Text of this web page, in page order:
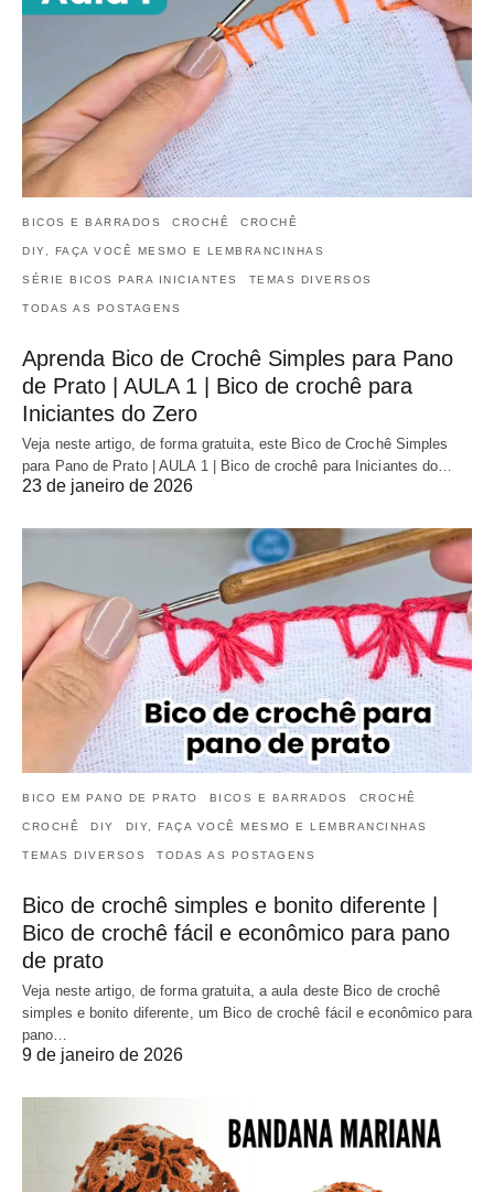
BICOS E BARRADOS CROCHÊ CROCHÊ
DIY, FAÇA VOCÊ MESMO E LEMBRANCINHAS
SÉRIE BICOS PARA INICIANTES TEMAS DIVERSOS
TODAS AS POSTAGENS
Aprenda Bico de Crochê Simples para Pano
de Prato | AULA 1 | Bico de crochê para
Iniciantes do Zero
Veja neste artigo, de forma gratuita, este Bico de Crochê Simples
para Pano de Prato | AULA 1 | Bico de crochê para Iniciantes do…
23 de janeiro de 2026
BICO EM PANO DE PRATO BICOS E BARRADOS CROCHÊ
CROCHÊ DIY DIY, FAÇA VOCÊ MESMO E LEMBRANCINHAS
TEMAS DIVERSOS TODAS AS POSTAGENS
Bico de crochê simples e bonito diferente |
Bico de crochê fácil e econômico para pano
de prato
Veja neste artigo, de forma gratuita, a aula deste Bico de crochê
simples e bonito diferente, um Bico de crochê fácil e econômico para
pano…
9 de janeiro de 2026